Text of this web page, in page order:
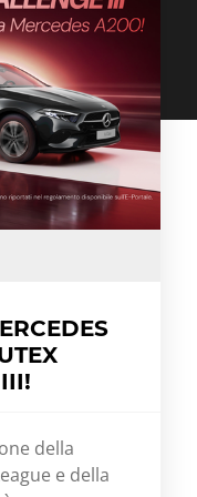
della
e della